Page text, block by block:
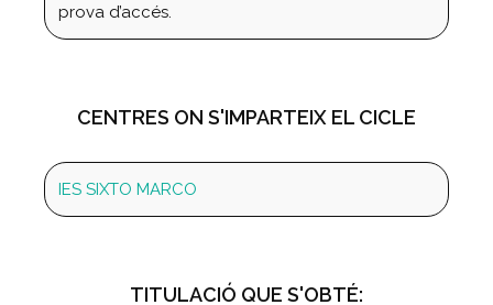
prova d’accés.
CENTRES ON S'IMPARTEIX EL CICLE
IES SIXTO MARCO
TITULACIÓ QUE S'OBTÉ: